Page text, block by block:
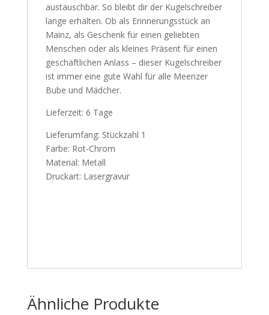
austauschbar. So bleibt dir der Kugelschreiber
lange erhalten. Ob als Erinnerungsstück an
Mainz, als Geschenk für einen geliebten
Menschen oder als kleines Präsent für einen
geschäftlichen Anlass – dieser Kugelschreiber
ist immer eine gute Wahl für alle Meenzer
Bube und Mädcher.
Lieferzeit: 6 Tage
Lieferumfang: Stückzahl 1
Farbe: Rot-Chrom
Material: Metall
Druckart: Lasergravur
Ähnliche Produkte